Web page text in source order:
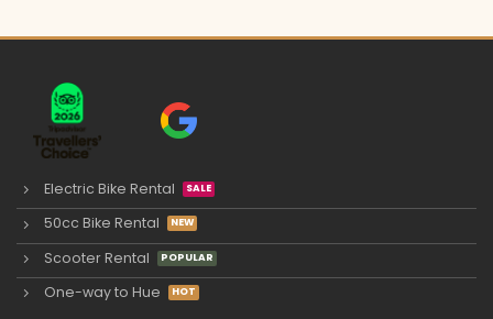
Electric Bike Rental
50cc Bike Rental
Scooter Rental
One-way to Hue